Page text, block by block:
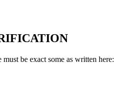
be exact some as written here: